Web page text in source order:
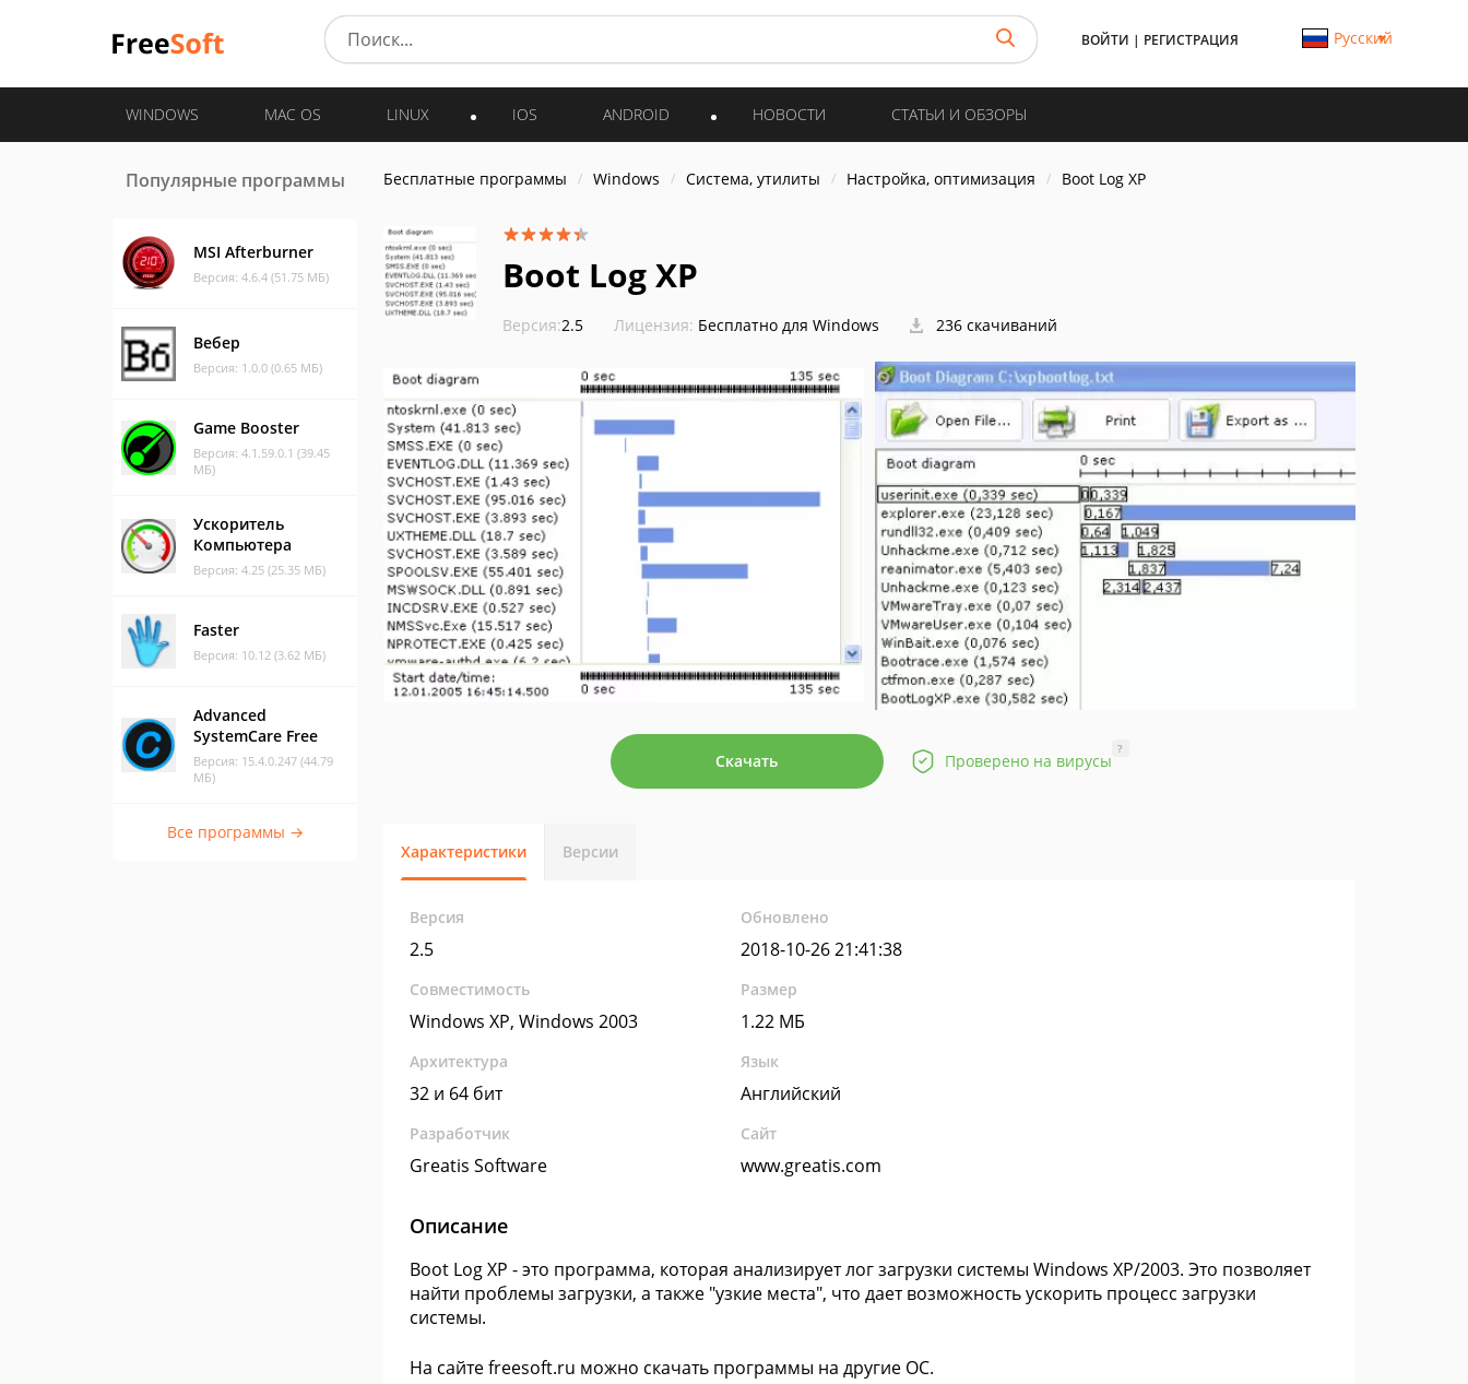
ВОЙТИ | РЕГИСТРАЦИЯ Русский
WINDOWS MAC OS LINUX IOS ANDROID НОВОСТИ СТАТЬИ И ОБЗОРЫ
Популярные программы
MSI Afterburner
Версия: 4.6.4 (51.75 МБ)
Вебер
Версия: 1.0.0 (0.65 МБ)
Game Booster
Версия: 4.1.59.0.1 (39.45
МБ)
Ускоритель
Компьютера
Версия: 4.25 (25.35 МБ)
Faster
Версия: 10.12 (3.62 МБ)
Advanced
SystemCare Free
Версия: 15.4.0.247 (44.79
МБ)
Все программы →
Бесплатные программы Windows Система, утилиты Настройка, оптимизация Boot Log XP
Boot Log XP
Версия:2.5 Лицензия: Бесплатно для Windows 236 скачиваний
Скачать Проверено на вирусы
?
Характеристики Версии
Версия
2.5
Обновлено
2018-10-26 21:41:38
Совместимость
Windows XP, Windows 2003
Размер
1.22 МБ
Архитектура
32 и 64 бит
Язык
Английский
Разработчик
Greatis Software
Сайт
www.greatis.com
Описание
Boot Log XP - это программа, которая анализирует лог загрузки системы Windows XP/2003. Это позволяет
найти проблемы загрузки, а также "узкие места", что дает возможность ускорить процесс загрузки
системы.
На сайте freesoft.ru можно скачать программы на другие ОС.